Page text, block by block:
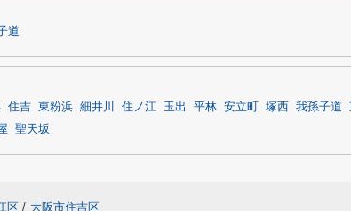
道
住吉 東粉浜 細井川 住ノ江 玉出 平林 安立町 塚西 我孫子道
聖天坂
区 / 大阪市住吉区